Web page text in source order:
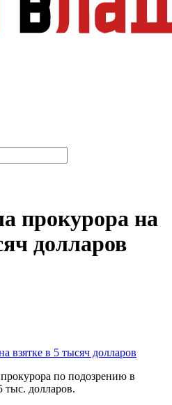
прокурора на
долларов
по подозрению в
тыс. долларов.